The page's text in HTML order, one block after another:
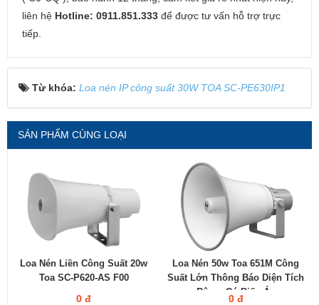
liên hệ Hotline: 0911.851.333 để được tư vấn hỗ trợ trực
tiếp.
Từ khóa: Loa nén IP công suất 30W TOA SC-PE630IP1
SẢN PHẨM CÙNG LOẠI
Loa Nén Liền Công Suất 20w
Toa SC-P620-AS F00
0 đ
Loa Nén 50w Toa 651M Công
Suất Lớn Thông Báo Diện Tích
Rộng, Có Biến Áp
0 đ